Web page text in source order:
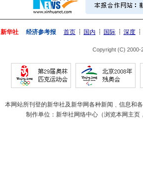
新华社 经济参考报 首页 国内 国际 深度
Copyright (C) 2000-
本网站所刊登的新华社及新华网各种新闻﹑信息和
制作单位：新华社网络中心（浏览本网主